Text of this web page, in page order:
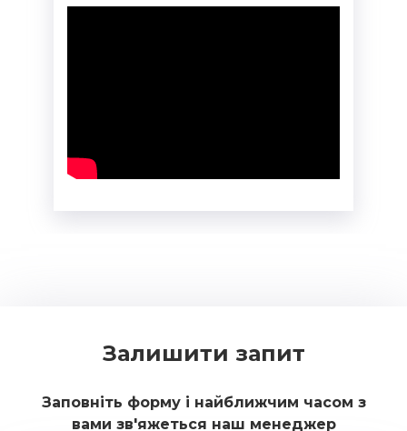
Залишити запит
Заповніть форму і найближчим часом з
вами зв'яжеться наш менеджер